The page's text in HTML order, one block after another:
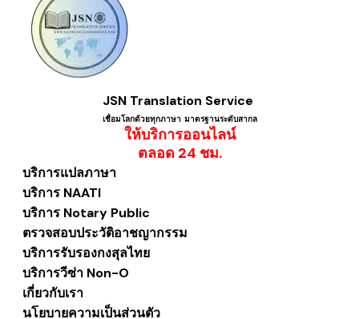
JSN Translation Service
เชื่อมโลกด้วยทุกภาษา ​มาตรฐานระดับสากล
ให้บริการออนไลน์
​ตลอด 24 ชม.
บริการแปลภาษา
บริการ NAATI
บริการ Notary Public
ตรวจสอบประวัติอาชญากรรม
บริการรับรองกงสุลไทย
บริการวีซ่า Non-O
เกี่ยวกับเรา
นโยบายความเป็นส่วนตัว